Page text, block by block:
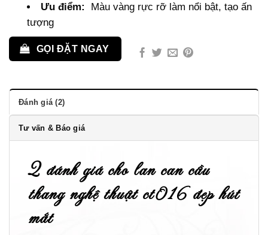
Ưu điểm:
Màu vàng rực rỡ làm nổi bật, tạo ấn
tượng
GỌI ĐẶT NGAY
Đánh giá (2)
Tư vấn & Báo giá
2 đánh giá cholan can cầu
thang nghệ thuật ct016 đẹp hút
mắt